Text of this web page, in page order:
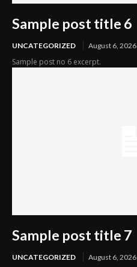
Sample post title 6
UNCATEGORIZED August 6, 2026
Sample post no 6 excerpt.
Sample post title 7
UNCATEGORIZED August 6, 2026